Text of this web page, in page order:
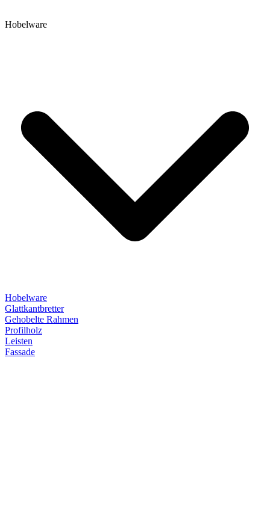
Hobelware
Hobelware
Glattkantbretter
Gehobelte Rahmen
Profilholz
Leisten
Fassade